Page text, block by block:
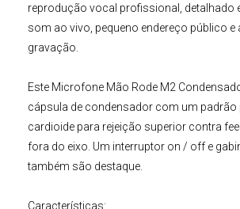
reprodução vocal profissional, detalhado
som ao vivo, pequeno endereço público e
gravação.
Este Microfone Mão Rode M2
cápsula de condensador com um padrão
cardioide para rejeição superior contra
fora do eixo. Um interruptor on / off e
também são destaque.
Características: